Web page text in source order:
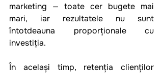
marketing — toate cer bugete mai
mari, iar rezultatele nu sunt
întotdeauna proporționale cu
investiția.
În același timp, retenția clienților